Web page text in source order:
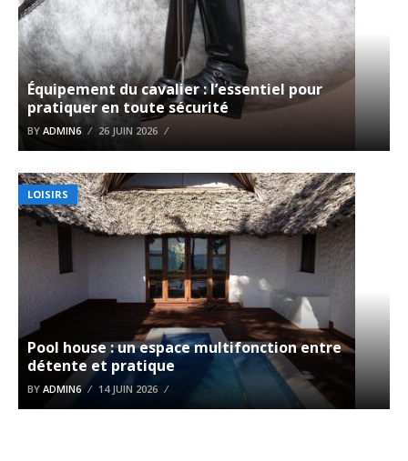
Équipement du cavalier : l’essentiel pour
pratiquer en toute sécurité
BY ADMIN6 26 JUIN 2026
LOISIRS
Pool house : un espace multifonction entre
détente et pratique
BY ADMIN6 14 JUIN 2026